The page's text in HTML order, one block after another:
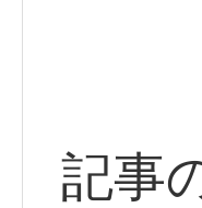
記事